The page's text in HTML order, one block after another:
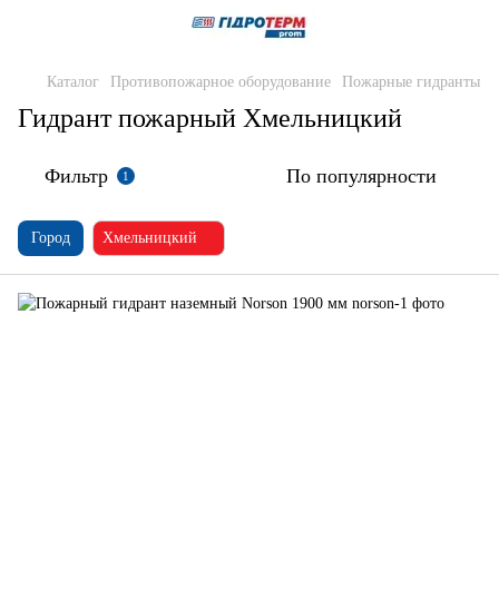
Каталог Противопожарное оборудование Пожарные гидранты
Гидрант пожарный Хмельницкий
Фильтр 1 По популярности
Город Хмельницкий